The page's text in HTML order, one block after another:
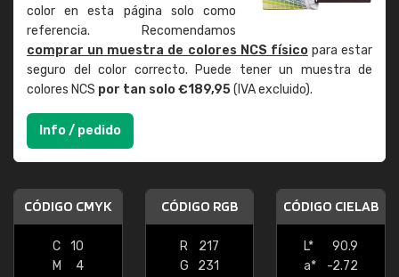
color en esta página solo como
referencia. Recomendamos
comprar un muestra de colores NCS físicopara estar
seguro del color correcto. Puede tener un muestra de
colores NCS por tan solo €189,95(IVA excluido).
Info / pedido
CÓDIGO CMYK
C
10
M
4
CÓDIGO RGB
R
217
G
231
CÓDIGO CIELAB
L*
90.9
a*
-2.72